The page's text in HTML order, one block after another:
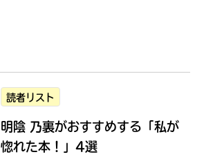
読者リスト
明陰 乃裏がおすすめする 「私が
惚れた本！」4選
に
エ